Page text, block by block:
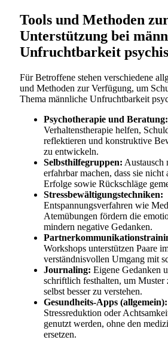
Tools und Methoden
Unterstützung bei
Unfruchtbarkeit
Für Betroffene stehen verschiedene
und Methoden zur Verfügung, um
Thema männliche Unfruchtbarkeit
Psychotherapie und Beratung:
Verhaltenstherapie helfen,
reflektieren und konstruktive
zu entwickeln.
Selbsthilfegruppen: Austausch
erfahrbar machen, dass sie nicht
Erfolge sowie Rückschläge
Stressbewältigungstechniken:
Entspannungsverfahren wie
Atemübungen fördern die
mindern negative Gedanken.
Workshops unterstützen Paare
verständnisvollen Umgang mit
Journaling: Eigene Gedanken
schriftlich festhalten, um Muster
selbst besser zu verstehen.
Gesundheits-Apps (allgemein):
Stressreduktion oder
genutzt werden, ohne den
ersetzen.